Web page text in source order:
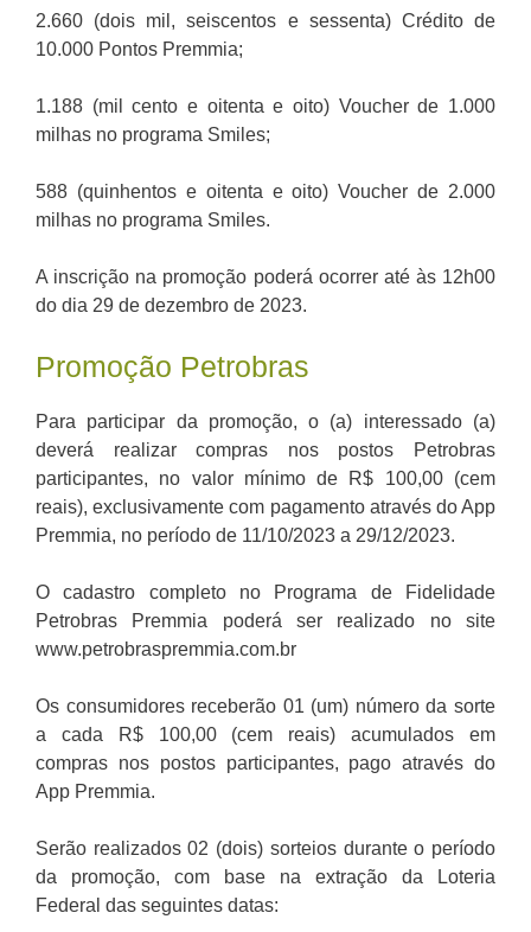
2.660 (dois mil, seiscentos e sessenta) Crédito de
10.000 Pontos Premmia;
1.188 (mil cento e oitenta e oito) Voucher de 1.000
milhas no programa Smiles;
588 (quinhentos e oitenta e oito) Voucher de 2.000
milhas no programa Smiles.
A inscrição na promoção poderá ocorrer até às 12h00
do dia 29 de dezembro de 2023.
Promoção Petrobras
Para participar da promoção, o (a) interessado (a)
deverá realizar compras nos postos Petrobras
participantes, no valor mínimo de R$ 100,00 (cem
reais), exclusivamente com pagamento através do App
Premmia, no período de 11/10/2023 a 29/12/2023.
O cadastro completo no Programa de Fidelidade
Petrobras Premmia poderá ser realizado no site
www.petrobraspremmia.com.br
Os consumidores receberão 01 (um) número da sorte
a cada R$ 100,00 (cem reais) acumulados em
compras nos postos participantes, pago através do
App Premmia.
Serão realizados 02 (dois) sorteios durante o período
da promoção, com base na extração da Loteria
Federal das seguintes datas: